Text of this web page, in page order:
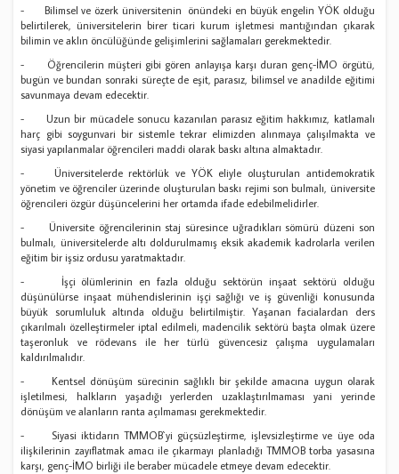
- Bilimsel ve özerk üniversitenin önündeki en büyük engelin YÖK olduğu
belirtilerek, üniversitelerin birer ticari kurum işletmesi mantığından çıkarak
bilimin ve aklın öncülüğünde gelişimlerini sağlamaları gerekmektedir.
- Öğrencilerin müşteri gibi gören anlayışa karşı duran genç-İMO örgütü,
bugün ve bundan sonraki süreçte de eşit, parasız, bilimsel ve anadilde eğitimi
savunmaya devam edecektir.
- Uzun bir mücadele sonucu kazanılan parasız eğitim hakkımız, katlamalı
harç gibi soygunvari bir sistemle tekrar elimizden alınmaya çalışılmakta ve
siyasi yapılanmalar öğrencileri maddi olarak baskı altına almaktadır.
- Üniversitelerde rektörlük ve YÖK eliyle oluşturulan antidemokratik
yönetim ve öğrenciler üzerinde oluşturulan baskı rejimi son bulmalı, üniversite
öğrencileri özgür düşüncelerini her ortamda ifade edebilmelidirler.
- Üniversite öğrencilerinin staj süresince uğradıkları sömürü düzeni son
bulmalı, üniversitelerde altı doldurulmamış eksik akademik kadrolarla verilen
eğitim bir işsiz ordusu yaratmaktadır.
- İşçi ölümlerinin en fazla olduğu sektörün inşaat sektörü olduğu
düşünülürse inşaat mühendislerinin işçi sağlığı ve iş güvenliği konusunda
büyük sorumluluk altında olduğu belirtilmiştir. Yaşanan facialardan ders
çıkarılmalı özelleştirmeler iptal edilmeli, madencilik sektörü başta olmak üzere
taşeronluk ve rödevans ile her türlü güvencesiz çalışma uygulamaları
kaldırılmalıdır.
- Kentsel dönüşüm sürecinin sağlıklı bir şekilde amacına uygun olarak
işletilmesi, halkların yaşadığı yerlerden uzaklaştırılmaması yani yerinde
dönüşüm ve alanların ranta açılmaması gerekmektedir.
- Siyasi iktidarın TMMOB`yi güçsüzleştirme, işlevsizleştirme ve üye oda
ilişkilerinin zayıflatmak amacı ile çıkarmayı planladığı TMMOB torba yasasına
karşı, genç-İMO birliği ile beraber mücadele etmeye devam edecektir.